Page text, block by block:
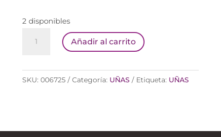
2 disponibles
Añadir al carrito
SKU: 006725 Categoría: UÑAS Etiqueta: UÑAS